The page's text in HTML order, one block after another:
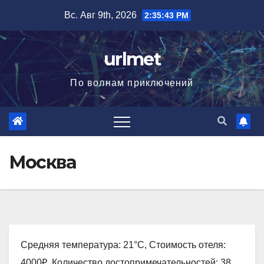
содержимому
Вс. Авг 9th, 2026 2:35:44 PM
urlmet
По волнам приключений
Москва
Средняя температура: 21°C, Стоимость отеля: